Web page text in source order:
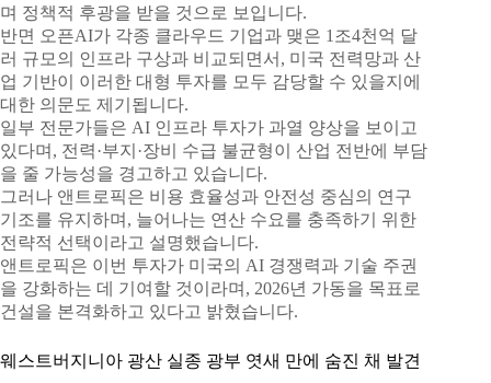
며 정책적 후광을 받을 것으로 보입니다.
반면 오픈AI가 각종 클라우드 기업과 맺은 1조4천억 달
러 규모의 인프라 구상과 비교되면서, 미국 전력망과 산
업 기반이 이러한 대형 투자를 모두 감당할 수 있을지에
대한 의문도 제기됩니다.
일부 전문가들은 AI 인프라 투자가 과열 양상을 보이고
있다며, 전력·부지·장비 수급 불균형이 산업 전반에 부담
을 줄 가능성을 경고하고 있습니다.
그러나 앤트로픽은 비용 효율성과 안전성 중심의 연구
기조를 유지하며, 늘어나는 연산 수요를 충족하기 위한
전략적 선택이라고 설명했습니다.
앤트로픽은 이번 투자가 미국의 AI 경쟁력과 기술 주권
을 강화하는 데 기여할 것이라며, 2026년 가동을 목표로
건설을 본격화하고 있다고 밝혔습니다.
웨스트버지니아 광산 실종 광부 엿새 만에 숨진 채 발견